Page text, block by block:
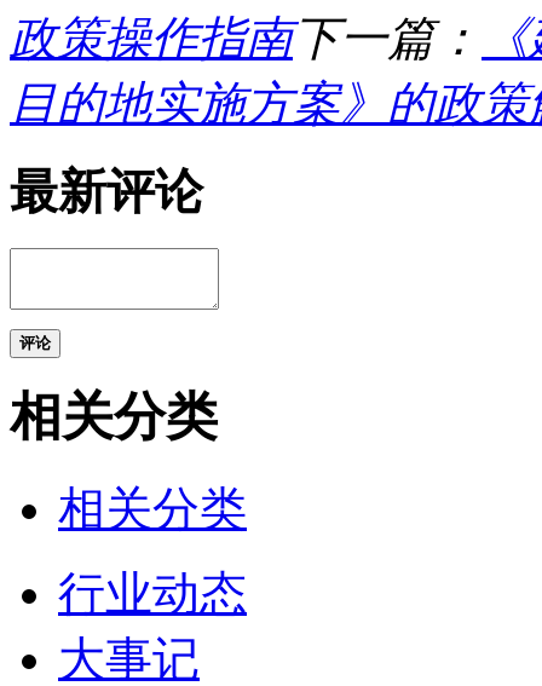
政策操作指南下一篇：
目的地实施方案》的政策
最新评论
评论
相关分类
相关分类
行业动态
大事记